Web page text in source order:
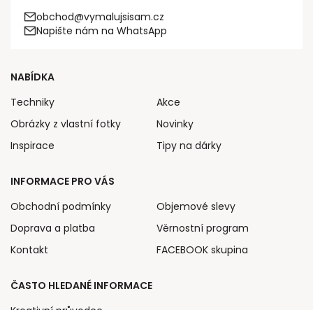
obchod@vymalujsisam.cz
Napište nám na WhatsApp
NABÍDKA
Techniky
Obrázky z vlastní fotky
Inspirace
Akce
Novinky
Tipy na dárky
INFORMACE PRO VÁS
Obchodní podmínky
Doprava a platba
Kontakt
Objemové slevy
Věrnostní program
FACEBOOK skupina
ČASTO HLEDANÉ INFORMACE